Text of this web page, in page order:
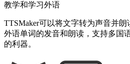
教学和学习外语
TTSMaker可以将文字转为声音并
外语单词的发音和朗读，支持多国
的利器。